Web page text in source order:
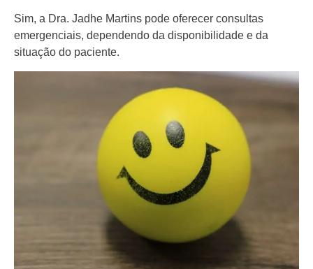
Sim, a Dra. Jadhe Martins pode oferecer consultas
emergenciais, dependendo da disponibilidade e da
situação do paciente.